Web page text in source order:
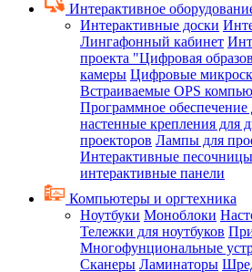
Интерактивное
Интерактивные доски
Лингафонный кабинет
проекта "Цифровая
камеры Цифровые
Встраиваемые OPS
Программное
настенные крепления для
проекторов Лампы для
Интерактивные песочницы
интерактивные панели
Компьютеры и оргтехника
Ноутбуки Моноблоки
Тележки для ноутбуков
Многофунциональные
Сканеры Ламинаторы